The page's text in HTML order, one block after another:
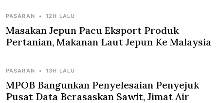
PASARAN • 12H LALU
Masakan Jepun Pacu Eksport Produk
Pertanian, Makanan Laut Jepun Ke Malaysia
PASARAN • 13H LALU
MPOB Bangunkan Penyelesaian Penyejuk
Pusat Data Berasaskan Sawit, Jimat Air